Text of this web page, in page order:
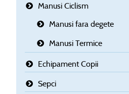
Manusi Ciclism
Manusi fara degete
Manusi Termice
Echipament Copii
Sepci